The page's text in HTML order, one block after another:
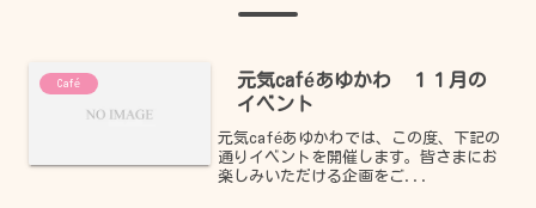
Café
元気caféあゆかわ １１月の
イベント
元気caféあゆかわでは、この度、下記の
通りイベントを開催します。皆さまにお
楽しみいただける企画をご...